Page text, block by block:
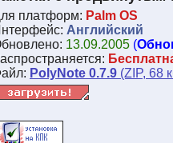
платформ: Palm OS
Английский
13.09.2005 (
PolyNote 0.7.9 (ZIP, 68